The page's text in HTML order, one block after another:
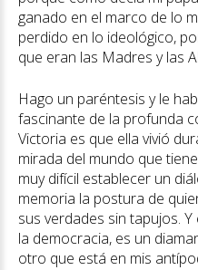
ganado en el marco de lo
perdido en lo ideológico,
que eran las Madres y las
Hago un paréntesis y le
fascinante de la profunda
Victoria es que ella vivió
mirada del mundo que
muy difícil establecer un
memoria la postura de
sus verdades sin tapujos.
la democracia, es un
otro que está en mis